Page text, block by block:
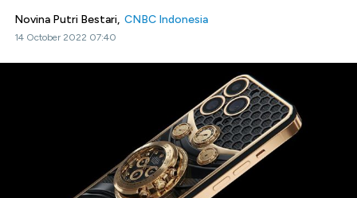
Novina Putri Bestari, CNBC Indonesia
14 October 2022 07:40